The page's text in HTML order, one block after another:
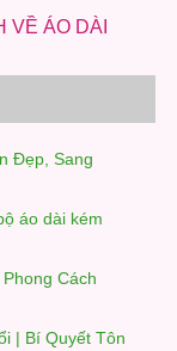
VỀ ÁO DÀI
Đẹp, Sang
áo dài kém
Cách
| Bí Quyết Tôn